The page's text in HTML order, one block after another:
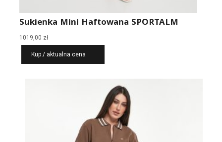
Sukienka Mini Haftowana SPORTALM
1019,00 zł
Kup / aktualna cena